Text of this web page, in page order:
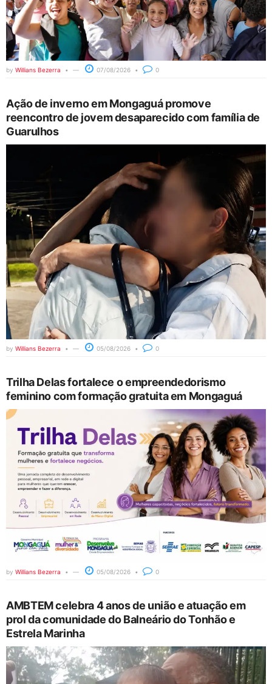
by Willians Bezerra 07/08/2026 0
Ação de inverno em Mongaguá promove
reencontro de jovem desaparecido com família de
Guarulhos
by Willians Bezerra 05/08/2026 0
Trilha Delas fortalece o empreendedorismo
feminino com formação gratuita em Mongaguá
by Willians Bezerra 05/08/2026 0
AMBTEM celebra 4 anos de união e atuação em
prol da comunidade do Balneário do Tonhão e
Estrela Marinha